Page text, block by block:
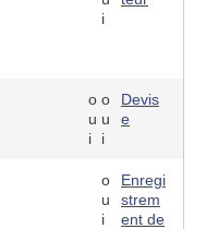
i
o
u
i
o
u
i
Devis
e
o
u
i
Enregi
strem
ent de